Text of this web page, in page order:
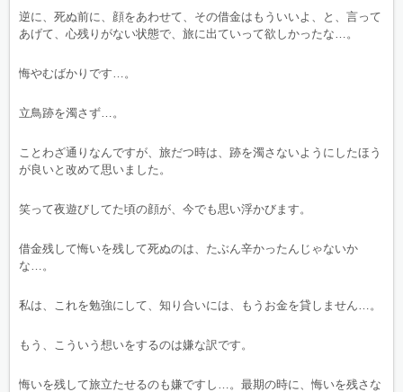
逆に、死ぬ前に、顔をあわせて、その借金はもういいよ、と、言って
あげて、心残りがない状態で、旅に出ていって欲しかったな…。
悔やむばかりです…。
立鳥跡を濁さず…。
ことわざ通りなんですが、旅だつ時は、跡を濁さないようにしたほう
が良いと改めて思いました。
笑って夜遊びしてた頃の顔が、今でも思い浮かびます。
借金残して悔いを残して死ぬのは、たぶん辛かったんじゃないか
な…。
私は、これを勉強にして、知り合いには、もうお金を貸しません…。
もう、こういう想いをするのは嫌な訳です。
悔いを残して旅立たせるのも嫌ですし…。最期の時に、悔いを残さな